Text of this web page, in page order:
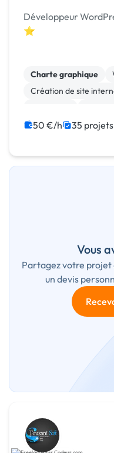
Développeur
⭐
Charte graphique
Création de site
Migration ou refonte
50 €/h 35
Vous
Partagez votre projet
un devis